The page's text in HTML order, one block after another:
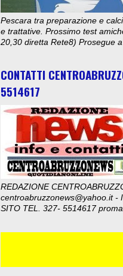
Pescara tra preparazione e
e trattative. Prossimo test
20,30 diretta Rete8) Prosegue
CONTATTI
5514617
REDAZIONE
centroabruzzonews@yahoo.it -
SITO TEL. 327- 5514617